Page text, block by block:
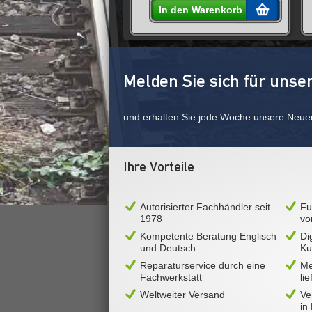
Warenkorb In den Warenkorb
Melden Sie sich für
und erhalten Sie jede Woche unsere
Ihre Vorteile
Autorisierter Fachhändler seit
1978
Kompetente Beratung Englisch
und Deutsch
Reparaturservice durch eine
Fachwerkstatt
Weltweiter Versand
in